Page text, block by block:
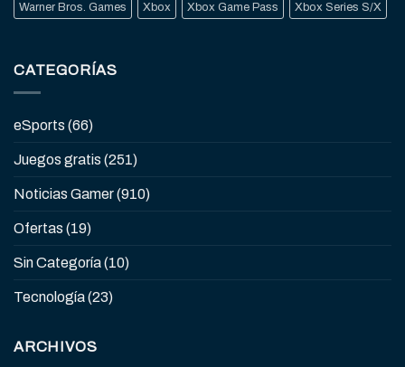
Warner Bros. Games Xbox Xbox Game Pass Xbox Series S/X
CATEGORÍAS
eSports (66)
Juegos gratis (251)
Noticias Gamer(910)
Ofertas (19)
Sin Categoría(10)
Tecnología(23)
ARCHIVOS